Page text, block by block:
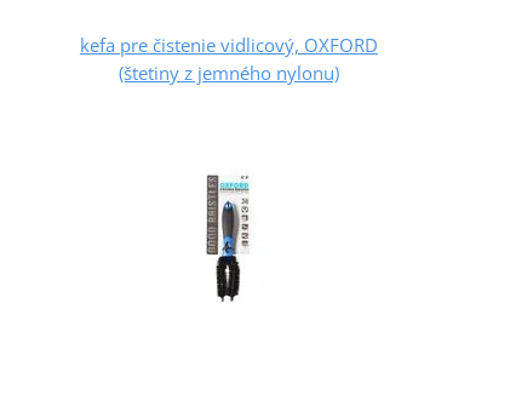
kefa pre čistenie vidlicový, OXFORD
(štetiny z jemného nylonu)